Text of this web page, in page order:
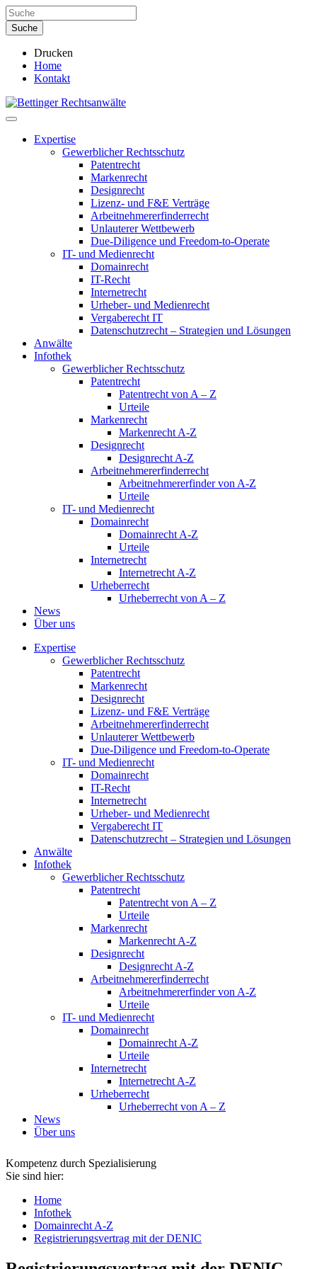
Drucken
Home
Kontakt
Expertise
Gewerblicher Rechtsschutz
Patentrecht
Markenrecht
Designrecht
Lizenz- und F&E Verträge
Arbeitnehmererfinderrecht
Unlauterer Wettbewerb
Due-Diligence und Freedom-to-Operate
IT- und Medienrecht
Domainrecht
IT-Recht
Internetrecht
Urheber- und Medienrecht
Vergaberecht IT
Datenschutzrecht – Strategien und Lösungen
Anwälte
Infothek
Gewerblicher Rechtsschutz
Patentrecht
Patentrecht von A – Z
Urteile
Markenrecht
Markenrecht A-Z
Designrecht
Designrecht A-Z
Arbeitnehmererfinderrecht
Arbeitnehmererfinder von A-Z
Urteile
IT- und Medienrecht
Domainrecht
Domainrecht A-Z
Urteile
Internetrecht
Internetrecht A-Z
Urheberrecht
Urheberrecht von A – Z
News
Über uns
Expertise
Gewerblicher Rechtsschutz
Patentrecht
Markenrecht
Designrecht
Lizenz- und F&E Verträge
Arbeitnehmererfinderrecht
Unlauterer Wettbewerb
Due-Diligence und Freedom-to-Operate
IT- und Medienrecht
Domainrecht
IT-Recht
Internetrecht
Urheber- und Medienrecht
Vergaberecht IT
Datenschutzrecht – Strategien und Lösungen
Anwälte
Infothek
Gewerblicher Rechtsschutz
Patentrecht
Patentrecht von A – Z
Urteile
Markenrecht
Markenrecht A-Z
Designrecht
Designrecht A-Z
Arbeitnehmererfinderrecht
Arbeitnehmererfinder von A-Z
Urteile
IT- und Medienrecht
Domainrecht
Domainrecht A-Z
Urteile
Internetrecht
Internetrecht A-Z
Urheberrecht
Urheberrecht von A – Z
News
Über uns
Kompetenz durch Spezialisierung
Sie sind hier:
Home
Infothek
Domainrecht A-Z
Registrierungsvertrag mit der DENIC